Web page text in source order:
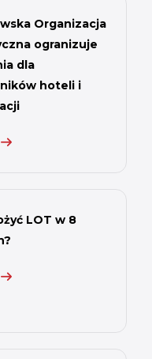
Organizacja
ogranizuje
dla
hoteli i
LOT w 8